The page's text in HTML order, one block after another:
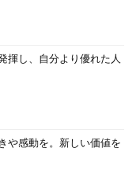
揮し、自分より優れた人
や感動を。新しい価値を